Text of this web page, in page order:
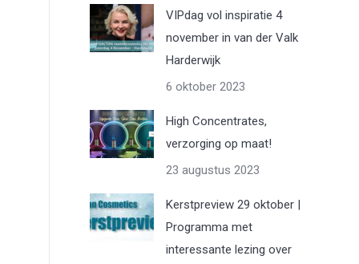
VIPdag vol inspiratie 4
november in van der Valk
Harderwijk
6 oktober 2023
High Concentrates,
verzorging op maat!
23 augustus 2023
Kerstpreview 29 oktober |
Programma met
interessante lezing over